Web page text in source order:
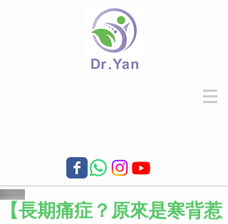
【長期痛症？原來是寒背惹